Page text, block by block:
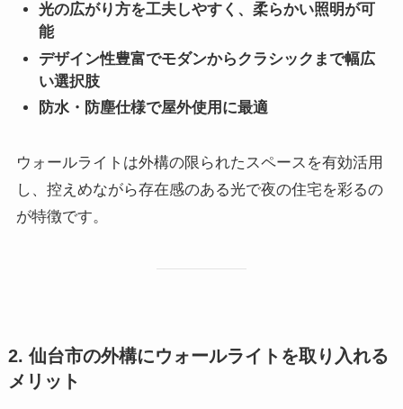
光の広がり方を工夫しやすく、柔らかい照明が可
能
デザイン性豊富でモダンからクラシックまで幅広
い選択肢
防水・防塵仕様で屋外使用に最適
ウォールライトは外構の限られたスペースを有効活用
し、控えめながら存在感のある光で夜の住宅を彩るの
が特徴です。
2. 仙台市の外構にウォールライトを取り入れる
メリット